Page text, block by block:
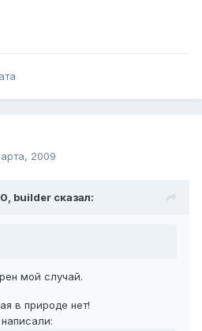
2009
builder сказал:
мой случай.
в природе нет!